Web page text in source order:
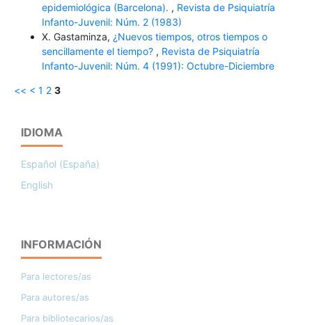
epidemiológica (Barcelona). , Revista de Psiquiatría
Infanto-Juvenil: Núm. 2 (1983)
X. Gastaminza, ¿Nuevos tiempos, otros tiempos o
sencillamente el tiempo? , Revista de Psiquiatría
Infanto-Juvenil: Núm. 4 (1991): Octubre-Diciembre
<< < 1 2 3
IDIOMA
Español (España)
English
INFORMACIÓN
Para lectores/as
Para autores/as
Para bibliotecarios/as